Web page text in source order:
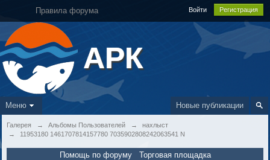
Правила форума Войти Регистрация
АРК
Новые публикации
Меню
Галерея → Альбомы Пользователей →
нахлыст
→
11953180 1461707814157780 7035902808242063541 N
Помощь по форуму
Торговая площадка